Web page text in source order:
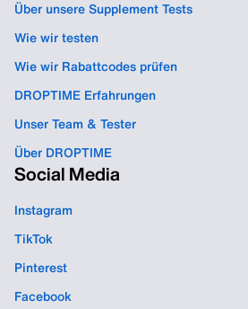
Über unsere Supplement Tests
Wie wir testen
Wie wir Rabattcodes prüfen
DROPTIME Erfahrungen
Unser Team & Tester
Über DROPTIME
Social Media
Instagram
TikTok
Pinterest
Facebook